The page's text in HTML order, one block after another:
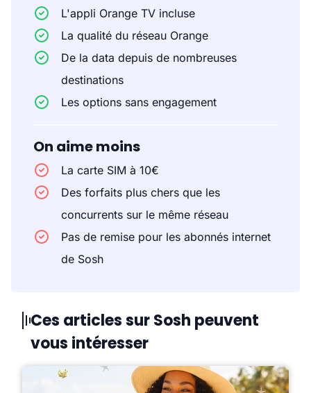
L'appli Orange TV incluse
La qualité du réseau Orange
De la data depuis de nombreuses
destinations
Les options sans engagement
On aime moins
La carte SIM à 10€
Des forfaits plus chers que les
concurrents sur le même réseau
Pas de remise pour les abonnés internet
de Sosh
Ces articles sur Sosh peuvent
vous intéresser